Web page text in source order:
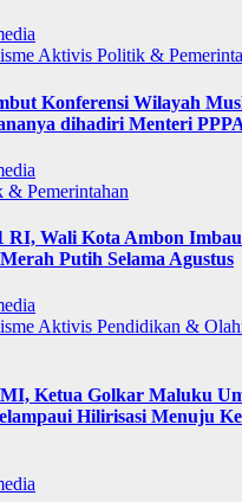
Aktivis Politik &
Konferensi Wilayah
dihadiri Menteri
& Pemerintahan
RI, Wali Kota Ambon
Putih Selama Agustus
Aktivis Pendidikan &
Ketua Golkar Maluku
Hilirisasi Menuju